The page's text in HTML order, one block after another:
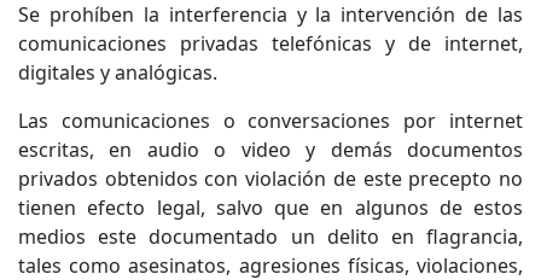
Se prohíben la interferencia y la intervención de las
comunicaciones privadas telefónicas y de internet,
digitales y analógicas.
Las comunicaciones o conversaciones por internet
escritas, en audio o video y demás documentos
privados obtenidos con violación de este precepto no
tienen efecto legal, salvo que en algunos de estos
medios este documentado un delito en flagrancia,
tales como asesinatos, agresiones físicas, violaciones,